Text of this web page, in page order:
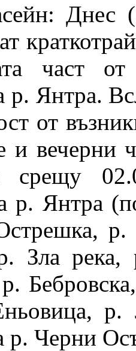
Днес
част от
р. Янтра.
от
и вечерни
срещу
р. Янтра
Зла
р. Черни